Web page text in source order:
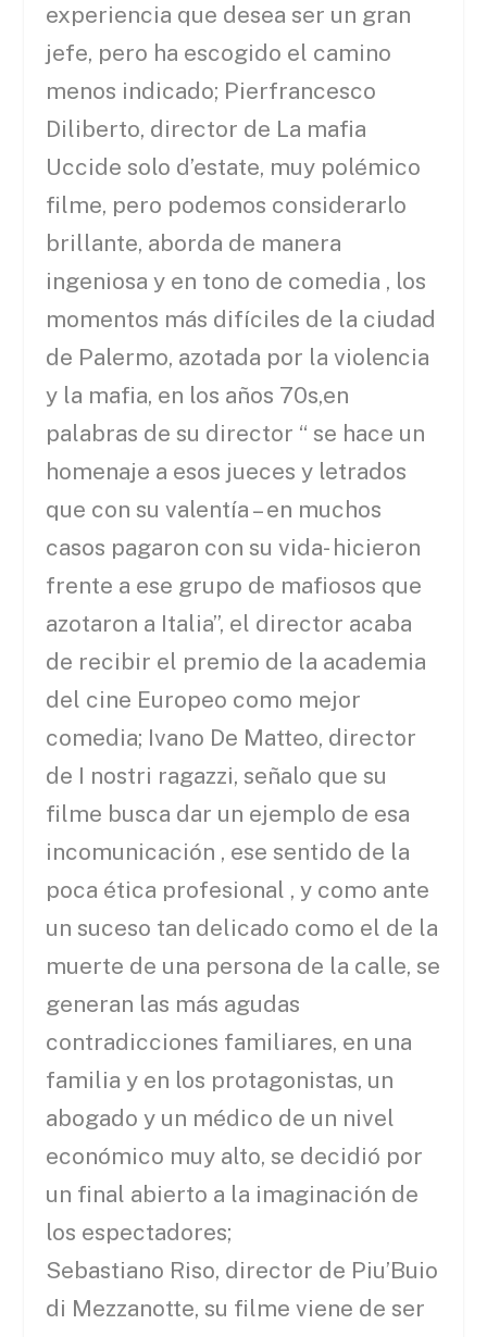
experiencia que desea ser un gran
jefe, pero ha escogido el camino
menos indicado; Pierfrancesco
Diliberto, director de La mafia
Uccide solo d’estate, muy polémico
filme, pero podemos considerarlo
brillante, aborda de manera
ingeniosa y en tono de comedia , los
momentos más difíciles de la ciudad
de Palermo, azotada por la violencia
y la mafia, en los años 70s,en
palabras de su director “ se hace un
homenaje a esos jueces y letrados
que con su valentía – en muchos
casos pagaron con su vida- hicieron
frente a ese grupo de mafiosos que
azotaron a Italia”, el director acaba
de recibir el premio de la academia
del cine Europeo como mejor
comedia; Ivano De Matteo, director
de I nostri ragazzi, señalo que su
filme busca dar un ejemplo de esa
incomunicación , ese sentido de la
poca ética profesional , y como ante
un suceso tan delicado como el de la
muerte de una persona de la calle, se
generan las más agudas
contradicciones familiares, en una
familia y en los protagonistas, un
abogado y un médico de un nivel
económico muy alto, se decidió por
un final abierto a la imaginación de
los espectadores;
Sebastiano Riso, director de Piu’Buio
di Mezzanotte, su filme viene de ser